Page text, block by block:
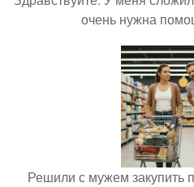
очень нужна
Решили с мужем закупить